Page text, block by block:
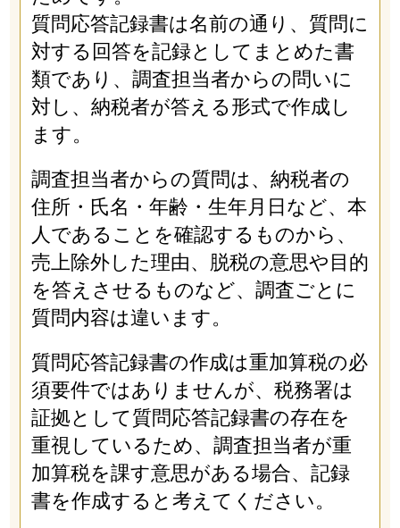
質問応答記録書は名前の通り、質問に
対する回答を記録としてまとめた書
類であり、調査担当者からの問いに
対し、納税者が答える形式で作成し
ます。
調査担当者からの質問は、納税者の
住所・氏名・年齢・生年月日など、本
人であることを確認するものから、
売上除外した理由、脱税の意思や目的
を答えさせるものなど、調査ごとに
質問内容は違います。
質問応答記録書の作成は重加算税の必
須要件ではありませんが、税務署は
証拠として質問応答記録書の存在を
重視しているため、調査担当者が重
加算税を課す意思がある場合、記録
書を作成すると考えてください。